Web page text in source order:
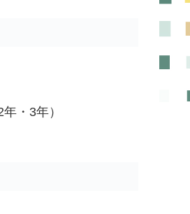
・3年）